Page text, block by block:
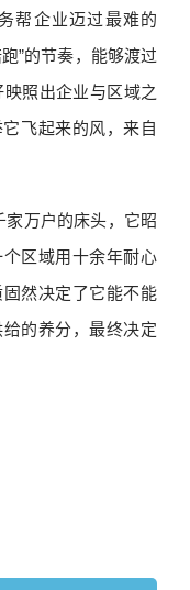
帮企业迈过最难的
”的节奏，能够渡过
照出企业与区域之
飞起来的风，来自
家万户的床头，它昭
区域用十余年耐心
然决定了它能不能
的养分，最终决定